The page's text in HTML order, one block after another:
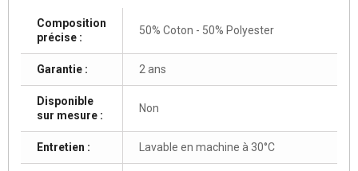
Composition
précise :
50% Coton - 50% Polyester
Garantie : 2 ans
Disponible
sur mesure :
Non
Entretien : Lavable en machine à 30°C